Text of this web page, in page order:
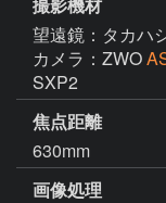
撮影機材
望遠鏡：タカハ
カメラ：ZWO
SXP2
焦点距離
630mm
画像処理